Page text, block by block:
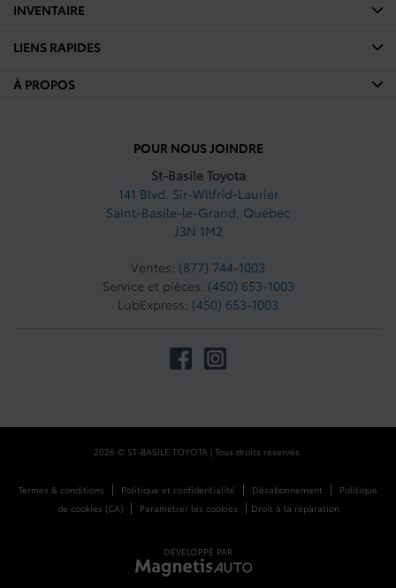
POUR NOUS JOINDRE
St-Basile Toyota
141 Blvd. Sir-Wilfrid-Laurier
Saint-Basile-le-Grand, Québec
J3N 1M2
Ventes: (877) 744-1003
Service et pièces: (450) 653-1003
LubExpress: (450) 653-1003
INVENTAIRE
LIENS RAPIDES
À PROPOS
2026 © ST-BASILE TOYOTA | Tous droits réservés.
Termes & conditions | Politique et confidentialité | Désabonnement |
Politique
de cookies (CA)| Paramétrer les cookies | Droit à la réparation
DÉVELOPPÉ PAR